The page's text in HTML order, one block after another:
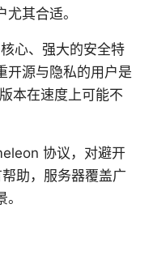
其合适。
心、强大的安全特
开源与隐私的用户是
本在速度上可能不
协议，对避开
助，服务器覆盖广